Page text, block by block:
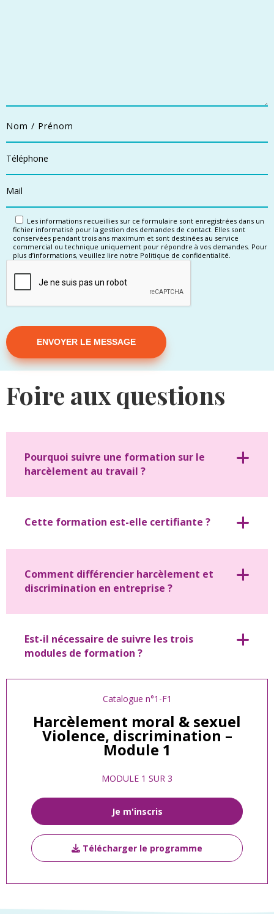
Les informations recueillies sur ce formulaire sont enregistrées dans un
fichier informatisé pour la gestion des demandes de contact. Elles sont
conservées pendant trois ans maximum et sont destinées au service
commercial ou technique uniquement pour répondre à vos demandes. Pour
plus d’informations, veuillez lire notre Politique de confidentialité.
Alternative:
Foire aux questions
Pourquoi suivre une formation sur le
harcèlement au travail ?
Cette formation est-elle certifiante ?
Comment différencier harcèlement et
discrimination en entreprise ?
Est-il nécessaire de suivre les trois
modules de formation ?
Catalogue n°1-F1
Harcèlement moral & sexuel
Violence, discrimination –
Module 1
MODULE 1 SUR 3
Je m'inscris
Télécharger le programme